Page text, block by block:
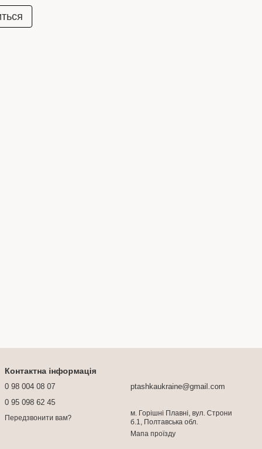
Контактна інформація
0 98 004 08 07
0 95 098 62 45
Передзвонити вам?
ptashkaukraine@gmail.com
м. Горішні Плавні, вул. Строни
б.1, Полтавська обл.
Мапа проїзду